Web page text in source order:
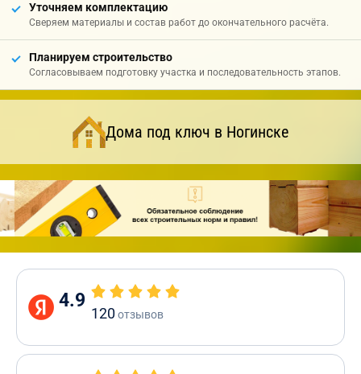
Уточняем комплектацию
Сверяем материалы и состав работ до окончательного расчёта.
Планируем строительство
Согласовываем подготовку участка и последовательность этапов.
Дома под ключ в Ногинске
4.9
120отзывов